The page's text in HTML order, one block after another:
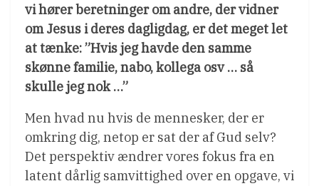
vi hører beretninger om andre, der vidner
om Jesus i deres dagligdag, er det meget let
at tænke: ”Hvis jeg havde den samme
skønne familie, nabo, kollega osv … så
skulle jeg nok …”
Men hvad nu hvis de mennesker, der er
omkring dig, netop er sat der af Gud selv?
Det perspektiv ændrer vores fokus fra en
latent dårlig samvittighed over en opgave, vi